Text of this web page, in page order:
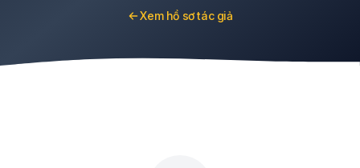
Xem hồ sơ tác giả